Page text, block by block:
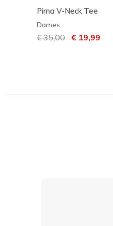
Pima V-Neck Tee
Dames
Prijs verlaagd van
€ 35,00 naar
€ 19,99